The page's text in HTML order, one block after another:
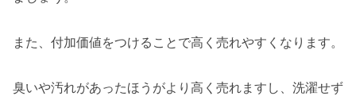
また、付加価値をつけることで高く売れやすくなります。
臭いや汚れがあったほうがより高く売れますし、洗濯せず